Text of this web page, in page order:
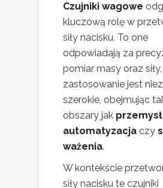
Czujniki wagowe
kluczową rolę w
siły nacisku. To one
odpowiadają za
pomiar masy oraz
zastosowanie jest
szerokie, obejmując
obszary jak przemysł,
automatyzacja czy
ważenia.
W kontekście
siły nacisku te czujniki